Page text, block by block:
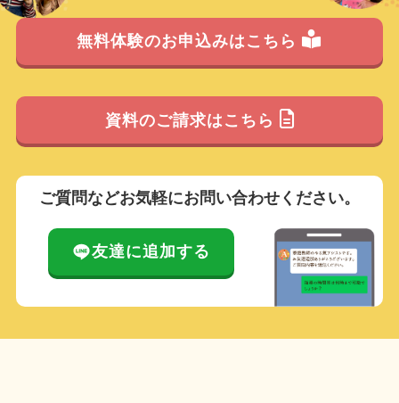
無料体験のお申込みはこちら
資料のご請求はこちら
ご質問などお気軽にお問い合わせください。
友達に追加する